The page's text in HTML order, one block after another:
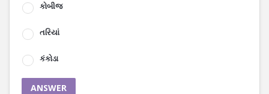
કોબીજ
તરિયાં
કંકોડા
ANSWER